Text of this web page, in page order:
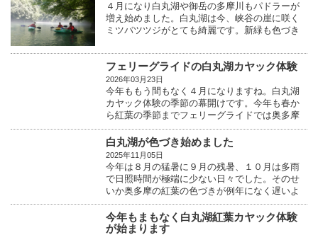
４月になり白丸湖や御岳の多摩川もパドラーが
増え始めました。白丸湖は今、峡谷の崖に咲く
ミツバツツジがとても綺麗です。新緑も色づき
フェリーグライドの白丸湖カヤック体験
2026年03月23日
今年ももう間もなく４月になりますね。白丸湖
カヤック体験の季節の幕開けです。今年も春か
ら紅葉の季節までフェリーグライドでは奥多摩
の白丸湖でカ...
白丸湖が色づき始めました
2025年11月05日
今年は８月の猛暑に９月の残暑、１０月は多雨
で日照時間が極端に少ない日々でした。そのせ
いか奥多摩の紅葉の色づきが例年になく遅いよ
うです。今朝...
今年もまもなく白丸湖紅葉カヤック体験
が始まります